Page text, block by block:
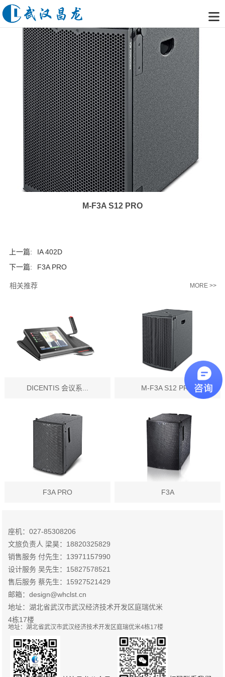
M-F3A S12 PRO
上一篇:
IA 402D
下一篇:
F3A PRO
相关推荐 MORE >>
DICENTIS 会议系... M-F3A S12 PR...
F3A PRO F3A
座机：027-85308206
文旅负责人 梁昊：18820325829
销售服务 付先生：13971157990
设计服务 吴先生：15827578521
售后服务 蔡先生：15927521429
邮箱：design@whclst.cn
地址：湖北省武汉市武汉经济技术开发区庭瑞优米
4栋17楼
地址：湖北省武汉市武汉经济技术开发区庭瑞优米4栋17楼